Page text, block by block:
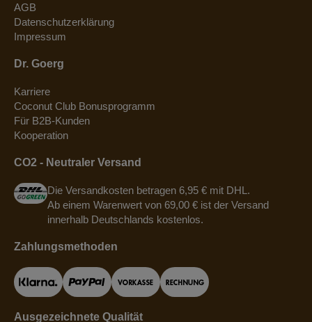
AGB
Datenschutzerklärung
Impressum
Dr. Goerg
Karriere
Coconut Club Bonusprogramm
Für B2B-Kunden
Kooperation
CO2 - Neutraler Versand
Die Versandkosten betragen 6,95 € mit DHL.
Ab einem Warenwert von 69,00 € ist der Versand
innerhalb Deutschlands kostenlos.
Zahlungsmethoden
Ausgezeichnete Qualität